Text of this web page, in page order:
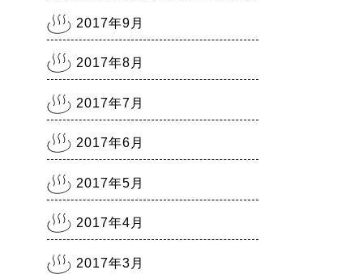
2017年9月
2017年8月
2017年7月
2017年6月
2017年5月
2017年4月
2017年3月